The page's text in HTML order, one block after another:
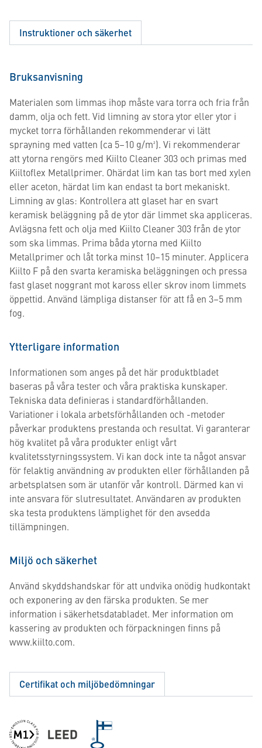
Instruktioner och säkerhet
Bruksanvisning
Materialen som limmas ihop måste vara torra och fria från
damm, olja och fett. Vid limning av stora ytor eller ytor i
mycket torra förhållanden rekommenderar vi lätt
sprayning med vatten (ca 5–10 g/m²). Vi rekommenderar
att ytorna rengörs med Kiilto Cleaner 303 och primas med
Kiiltoflex Metallprimer. Ohärdat lim kan tas bort med xylen
eller aceton, härdat lim kan endast ta bort mekaniskt.
Limning av glas: Kontrollera att glaset har en svart
keramisk beläggning på de ytor där limmet ska appliceras.
Avlägsna fett och olja med Kiilto Cleaner 303 från de ytor
som ska limmas. Prima båda ytorna med Kiilto
Metallprimer och låt torka minst 10–15 minuter. Applicera
Kiilto F på den svarta keramiska beläggningen och pressa
fast glaset noggrant mot kaross eller skrov inom limmets
öppettid. Använd lämpliga distanser för att få en 3–5 mm
fog.
Ytterligare information
Informationen som anges på det här produktbladet
baseras på våra tester och våra praktiska kunskaper.
Tekniska data definieras i standardförhållanden.
Variationer i lokala arbetsförhållanden och -metoder
påverkar produktens prestanda och resultat. Vi garanterar
hög kvalitet på våra produkter enligt vårt
kvalitetsstyrningssystem. Vi kan dock inte ta något ansvar
för felaktig användning av produkten eller förhållanden på
arbetsplatsen som är utanför vår kontroll. Därmed kan vi
inte ansvara för slutresultatet. Användaren av produkten
ska testa produktens lämplighet för den avsedda
tillämpningen.
Miljö och säkerhet
Använd skyddshandskar för att undvika onödig hudkontakt
och exponering av den färska produkten. Se mer
information i säkerhetsdatabladet. Mer information om
kassering av produkten och förpackningen finns på
www.kiilto.com.
Certifikat och miljöbedömningar